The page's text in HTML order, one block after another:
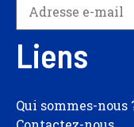
Liens
Qui sommes-nous